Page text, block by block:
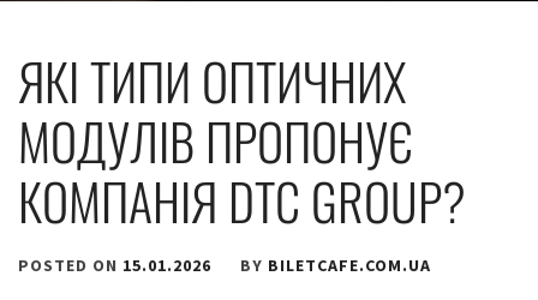
ЯКІ ТИПИ ОПТИЧНИХ
МОДУЛІВ ПРОПОНУЄ
КОМПАНІЯ DTC GROUP?
POSTED ON 15.01.2026 BY BILETCAFE.COM.UA